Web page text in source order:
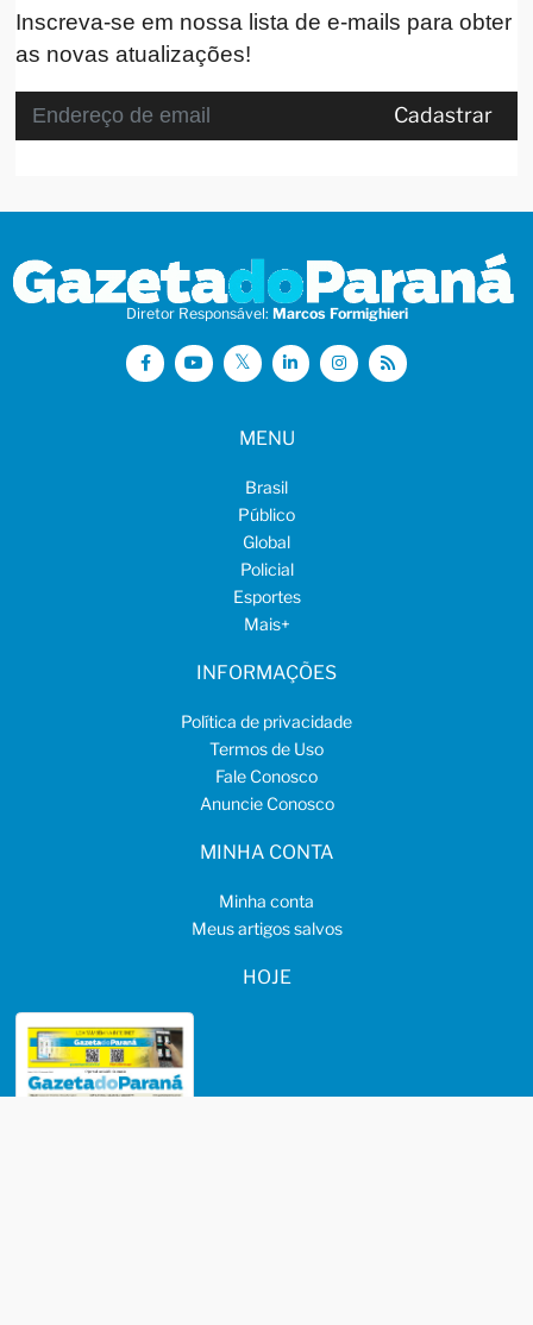
Inscreva-se em nossa lista de e-mails para obter
as novas atualizações!
Cadastrar
Diretor Responsável: Marcos Formighieri
MENU
Brasil
Público
Global
Policial
Esportes
Mais+
INFORMAÇÕES
Política de privacidade
Termos de Uso
Fale Conosco
Anuncie Conosco
MINHA CONTA
Minha conta
Meus artigos salvos
HOJE